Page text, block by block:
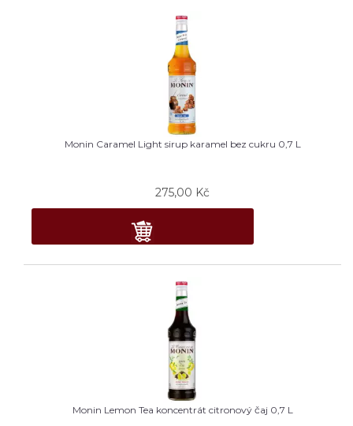
Monin Caramel Light sirup karamel bez cukru 0,7 L
275,00 Kč
Monin Lemon Tea koncentrát citronový čaj 0,7 L